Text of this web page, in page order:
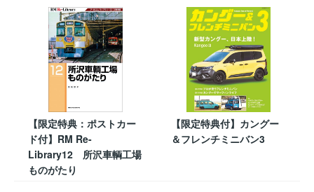
【限定特典：ポストカー
ド付】RM Re-
Library12 所沢車輌工場
ものがたり
【限定特典付】カングー
＆フレンチミニバン3